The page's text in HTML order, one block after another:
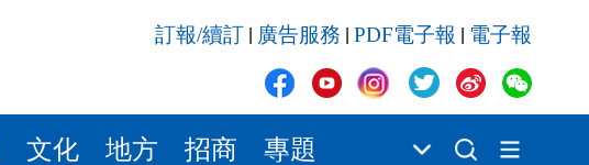
訂報/續訂 廣告服務 PDF電子報 電子報
文化 地方 招商 專題